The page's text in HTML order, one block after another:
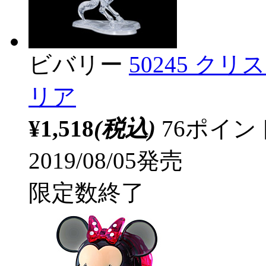
ビバリー 50245 クリ
リア
¥1,518(税込) 76ポイ
2019/08/05発売
限定数終了